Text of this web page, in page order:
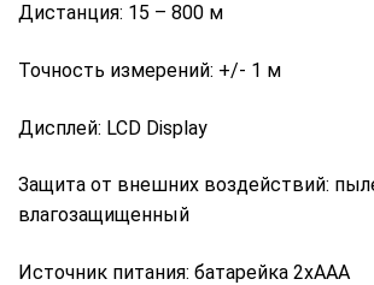
Дистанция: 15 – 800 м
Точность измерений: +/- 1 м
Дисплей: LCD Display
Защита от внешних воздействий:
влагозащищенный
Источник питания: батарейка 2хAAA